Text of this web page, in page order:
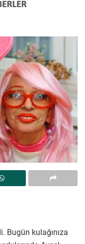
Bugün kulağınıza